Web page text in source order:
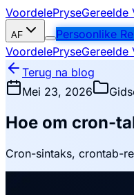
VoordelePryseGereelde
AF Persoonlike
VoordelePryseGereelde
Terug na blog
Mei 23, 2026
Hoe om cron-
Cron-sintaks, crontab-